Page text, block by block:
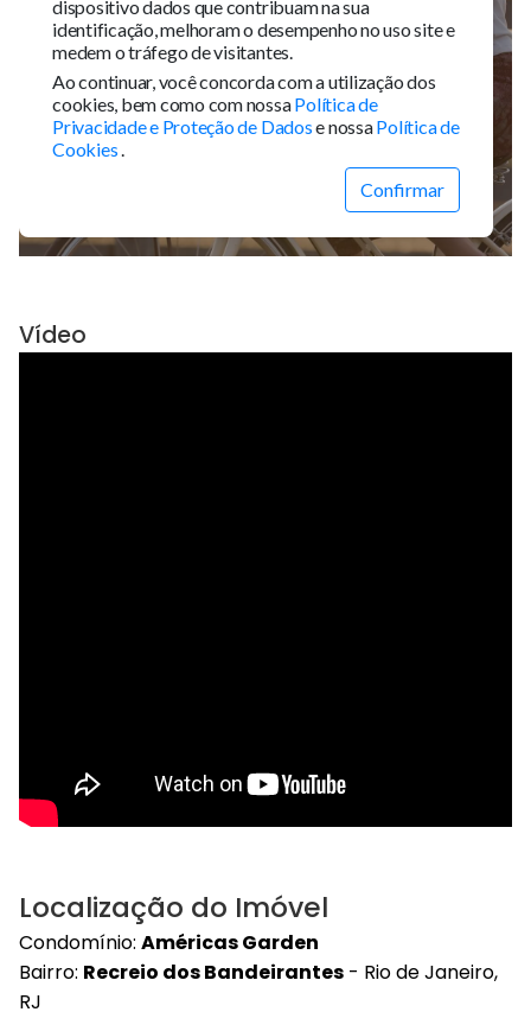
Vídeo
Localização do Imóvel
Condomínio: Américas Garden
Bairro: Recreio dos Bandeirantes - Rio de Janeiro,
RJ